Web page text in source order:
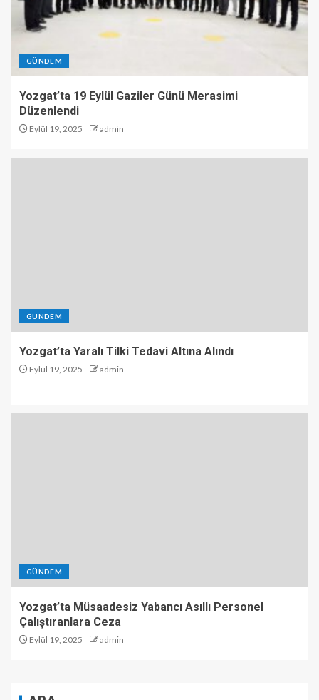
GÜNDEM
Yozgat’ta 19 Eylül Gaziler Günü Merasimi
Düzenlendi
Eylül 19, 2025 admin
GÜNDEM
Yozgat’ta Yaralı Tilki Tedavi Altına Alındı
Eylül 19, 2025 admin
GÜNDEM
Yozgat’ta Müsaadesiz Yabancı Asıllı Personel
Çalıştıranlara Ceza
Eylül 19, 2025 admin